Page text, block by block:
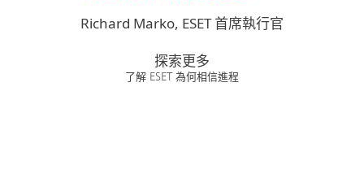
Richard Marko, ESET 首席執行官
探索更多
了解 ESET 為何相信進程